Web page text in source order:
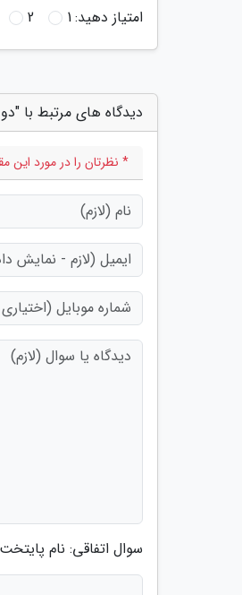
امتیاز دهید:1
2
دیدگاه های مرتبط با
* نظرتان را در مورد این
سوال اتفاقی: نام